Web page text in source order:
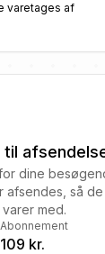
varetages af
dine
afsendes, så
med.
Abonnement
109 kr.